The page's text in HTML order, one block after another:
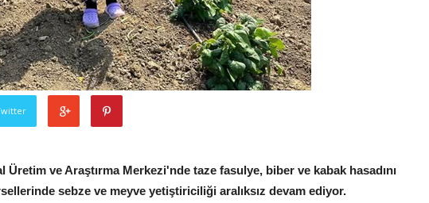
Üretim ve Araştırma Merkezi'nde taze fasulye, biber ve kabak hasadını
sebze ve meyve yetiştiriciliği aralıksız devam ediyor.